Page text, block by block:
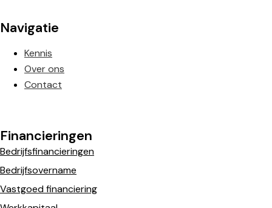
Navigatie
Kennis
Over ons
Contact
Financieringen
Bedrijfsfinancieringen
Bedrijfsovername
Vastgoed financiering